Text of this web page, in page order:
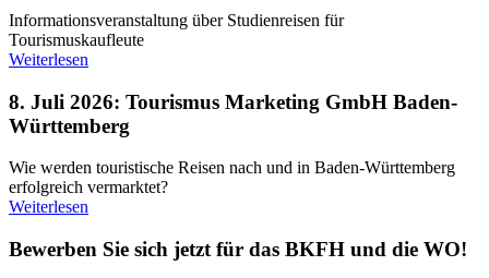
Informationsveranstaltung über Studienreisen für
Tourismuskaufleute
Weiterlesen
8. Juli 2026: Tourismus Marketing GmbH Baden-
Württemberg
Wie werden touristische Reisen nach und in Baden-Württemberg
erfolgreich vermarktet?
Weiterlesen
Bewerben Sie sich jetzt für das BKFH und die WO!